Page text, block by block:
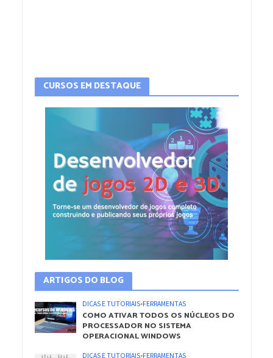
CURSOS EM DESTAQUE
ARTIGOS DO BLOG
DICAS E TUTORIAIS•FERRAMENTAS
COMO ATIVAR TODOS OS NÚCLEOS DO
PROCESSADOR NO SISTEMA
OPERACIONAL WINDOWS
DICAS E TUTORIAIS•FERRAMENTAS